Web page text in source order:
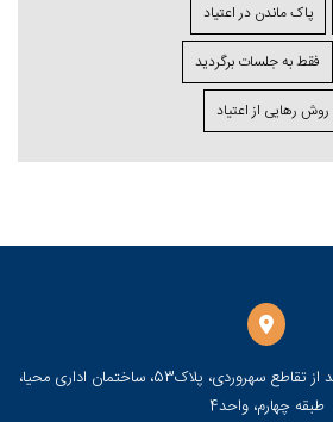
پاک ماندن در اعتیاد
فقط به جلسات برگردید
روش رهایی از اعتیاد
تهران، خیابان شهید مطهری، بعد از تقاطع سهروردی، پلاک53، ساختمان اداری محیا،
طبقه چهارم، واحد4